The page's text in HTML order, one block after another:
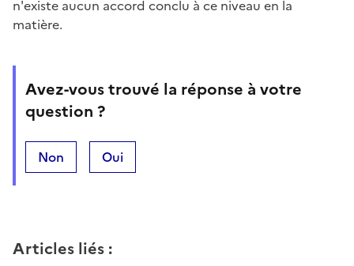
n'existe aucun accord conclu à ce niveau en la
matière.
Avez-vous trouvé la réponse à votre
question ?
Non Oui
Articles liés :